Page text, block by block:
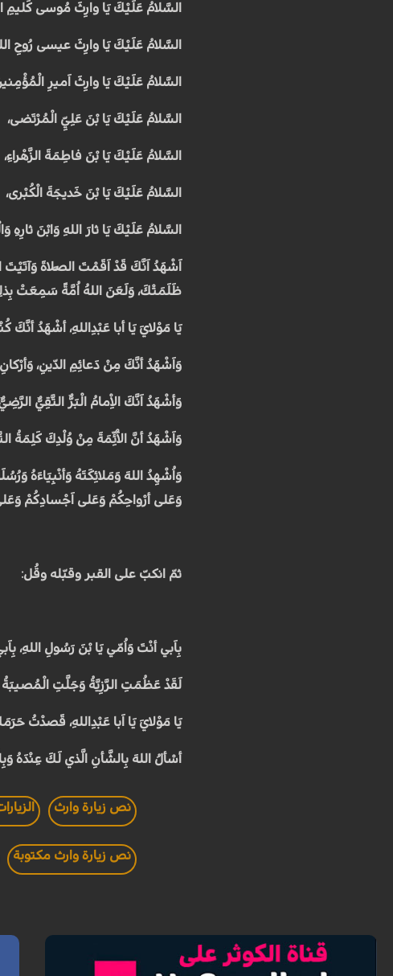
السَّلامُ عَلَيْكَ يَا وارِثَ مُوسى كَليمِ
السَّلامُ عَلَيْكَ يَا وارِثَ عيسى رُوحِ
السَّلامُ عَلَيْكَ يَا وارِثَ اَميرِ
السَّلامُ عَلَيْكَ يَا بْنَ عَلِيِّ الْمُرْتَضى،
السَّلامُ عَلَيْكَ يَا بْنَ فاطِمَةَ الزَّهْراءِ،
السَّلامُ عَلَيْكَ يَا بْنَ خَديجَةَ الْكُبْرى،
السَّلامُ عَلَيْكَ يَا ثارَ اللهِ وَابْنَ ثارِهِ
اَشْهَدُ اَنَّكَ قَدْ اَقَمْتَ الصَّلاةَ وَآتَيْتَ
ظَلَمَتْكَ، وَلَعَنَ اللهُ اُمَّةً سَمِعَتْ
يَا مَوْلايَ يَا أبا عَبْدِاللهِ، أشْهَدُ
وَاَشْهَدُ أنَّكَ مِنْ دَعائِمِ الدّينِ،
وَأشْهَدُ اَنَّكَ الاِْمامُ الْبَرُّ التَّقِيُّ
وَاَشْهَدُ أنَّ الاَْئِّمَةَ مِنْ وُلْدِكَ كَلِمَةُ
وَاُشْهِدُ اللهَ وَمَلائِكَتَهُ وَأنْبِيَاءَهُ
وَعَلى أرْواحِكُمْ وَعَلى اَجْسادِكُمْ
ثمّ انكبّ على القبر وقبّله وقُل:
بِاَبي أنْتَ وَاُمّي يَا بْنَ رَسُولِ اللهِ،
لَقَدْ عَظُمَتِ الرَّزِيَّةُ وَجَلَّتِ الْمُصيبَةُ
يَا مَوْلايَ يَا اَبا عَبْدِاللهِ، قَصَدْتُ
أسْألُ اللهَ بِالشَّأنِ الَّذي لَكَ عِنْدَهُ
نص زيارة وارث
نص زيارة وارث مكتوبة